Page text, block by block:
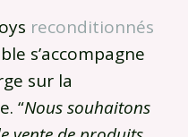
reconditionnés
s’accompagne
sur la
“Nous souhaitons